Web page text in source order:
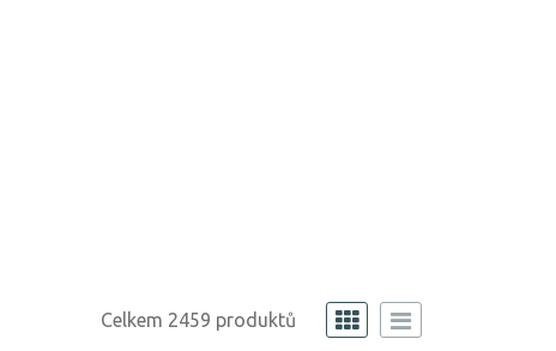
Celkem 2459 produktů